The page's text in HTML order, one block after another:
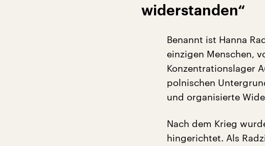
widerstanden“
Benannt ist Hanna
einzigen Menschen,
Konzentrationslager
polnischen
und organisierte
Nach dem Krieg
hingerichtet. Als